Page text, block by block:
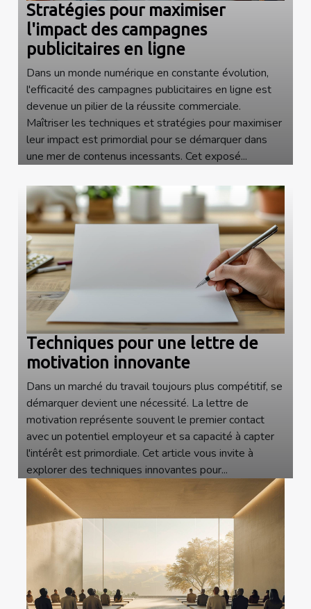
Stratégies pour maximiser
l'impact des campagnes
publicitaires en ligne
Dans un monde numérique en constante évolution,
l'efficacité des campagnes publicitaires en ligne est
devenue un pilier de la réussite commerciale.
Maîtriser les techniques et stratégies pour maximiser
leur impact est primordial pour se démarquer dans
une mer de contenus incessants. Cet exposé...
Techniques pour une lettre de
motivation innovante
Dans un marché du travail toujours plus compétitif, se
démarquer devient une nécessité. La lettre de
motivation représente souvent le premier contact
avec un potentiel employeur et sa capacité à capter
l'intérêt est primordiale. Cet article vous invite à
explorer des techniques innovantes pour...